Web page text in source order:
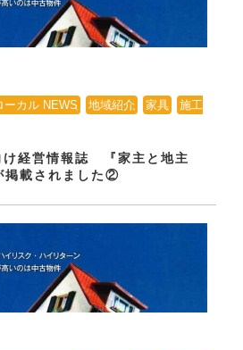
ーカル NEWS、 地域紹介、 家具、
施工
け経営情報誌 『家主と地主
掲載されました②